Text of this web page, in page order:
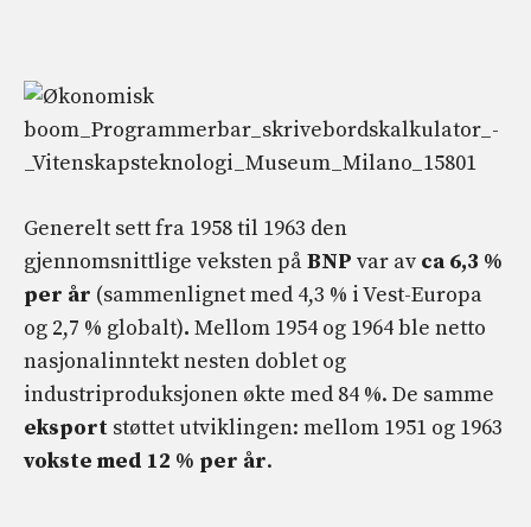
Generelt sett fra 1958 til 1963 den
gjennomsnittlige veksten påBNP var av ca 6,3 %
per år (sammenlignet med 4,3 % i Vest-Europa
og 2,7 % globalt). Mellom 1954 og 1964 ble netto
nasjonalinntekt nesten doblet og
industriproduksjonen økte med 84 %. De samme
eksport støttet utviklingen: mellom 1951 og 1963
vokste med 12 % per år.